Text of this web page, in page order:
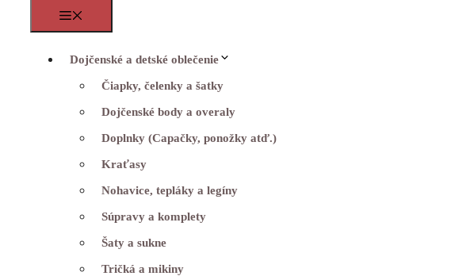
Dojčenské a detské oblečenie
Čiapky, čelenky a šatky
Dojčenské body a overaly
Doplnky (Capačky, ponožky atď.)
Kraťasy
Nohavice, tepláky a legíny
Súpravy a komplety
Šaty a sukne
Tričká a mikiny